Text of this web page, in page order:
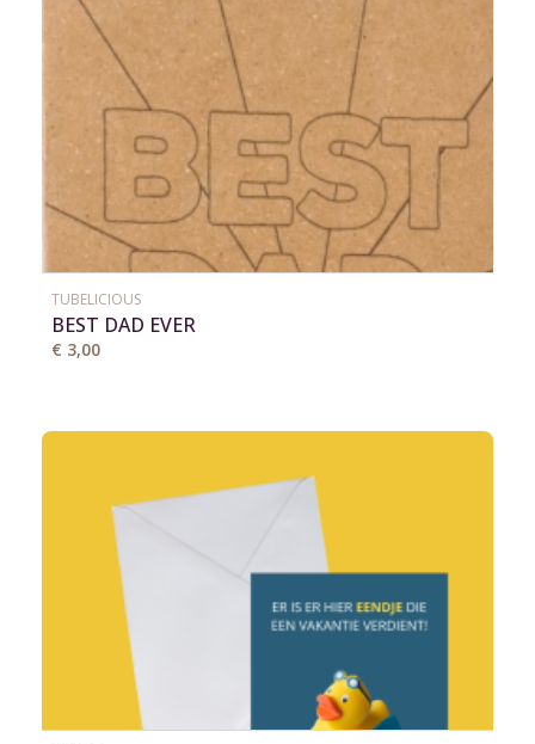
TUBELICIOUS
BEST DAD EVER
€ 3,00